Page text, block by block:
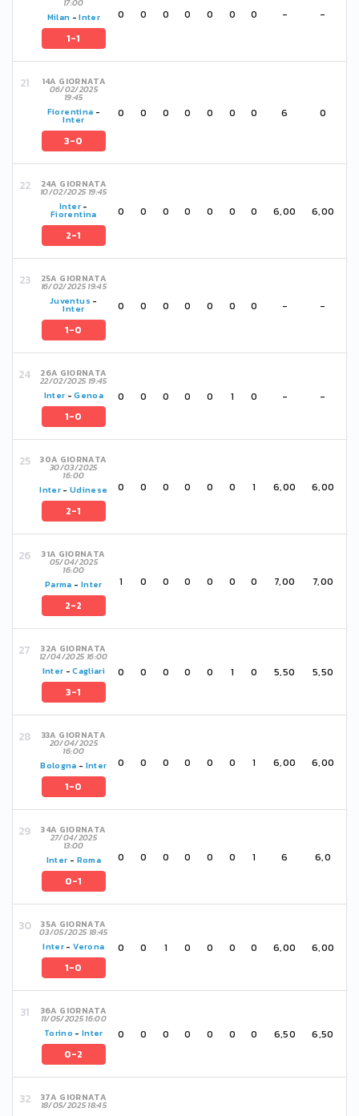
17:00
Milan -Inter
1-1
0 0 0 0 0 0 0 - -
14A GIORNATA
06/02/2025
19:45
Fiorentina -
Inter
3-0
0 0 0 0 0 0 0 6 0
24A GIORNATA
10/02/2025 19:45
Inter-
Fiorentina
2-1
0 0 0 0 0 0 0 6,00 6,00
25A GIORNATA
16/02/2025 19:45
Juventus -
Inter
1-0
0 0 0 0 0 0 0 - -
26A GIORNATA
22/02/2025 19:45
Inter -Genoa
1-0
0 0 0 0 0 1 0 - -
30A GIORNATA
30/03/2025
16:00
Inter-Udinese
2-1
0 0 0 0 0 0 1 6,00 6,00
31A GIORNATA
05/04/2025
16:00
Parma - Inter
2-2
1 0 0 0 0 0 0 7,00 7,00
32A GIORNATA
12/04/2025 16:00
Inter -Cagliari
3-1
0 0 0 0 0 1 0 5,50 5,50
33A GIORNATA
20/04/2025
16:00
Bologna - Inter
1-0
0 0 0 0 0 0 1 6,00 6,00
34A GIORNATA
27/04/2025
13:00
Inter - Roma
0-1
0 0 0 0 0 0 1 6 6,0
35A GIORNATA
03/05/2025 18:45
Inter -Verona
1-0
0 0 1 0 0 0 0 6,00 6,00
36A GIORNATA
11/05/2025 16:00
Torino -Inter
0-2
0 0 0 0 0 0 0 6,50 6,50
37A GIORNATA
18/05/2025 18:45